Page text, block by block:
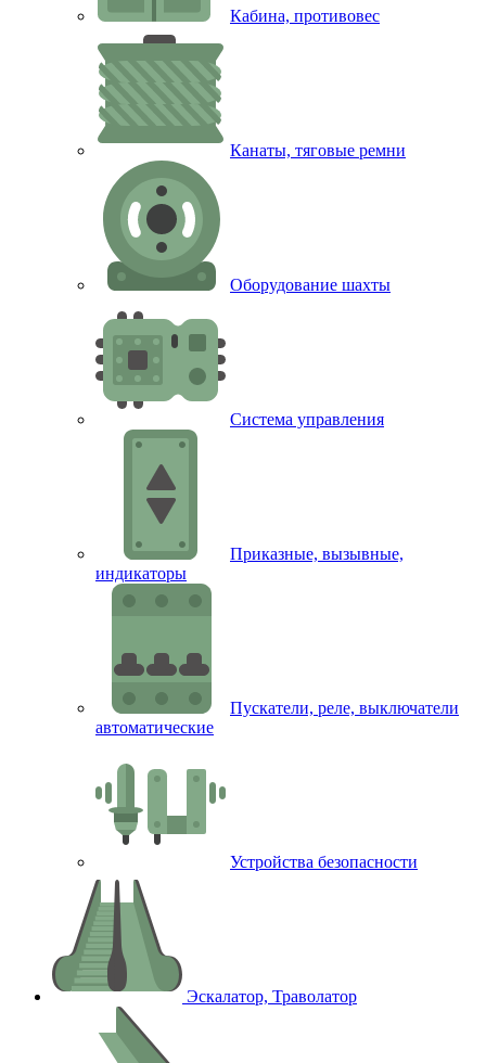
Кабина, противовес
Канаты, тяговые ремни
Оборудование шахты
Система управления
Приказные, вызывные,
индикаторы
Пускатели, реле, выключатели
автоматические
Устройства безопасности
Эскалатор, Траволатор